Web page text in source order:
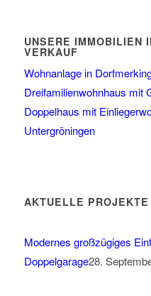
UNSERE IMMOBILIEN
VERKAUF
Wohnanlage in
Dreifamilienwohnhaus mit
Doppelhaus mit
Untergröningen
AKTUELLE PROJEKTE
Modernes großzügiges
Doppelgarage28.